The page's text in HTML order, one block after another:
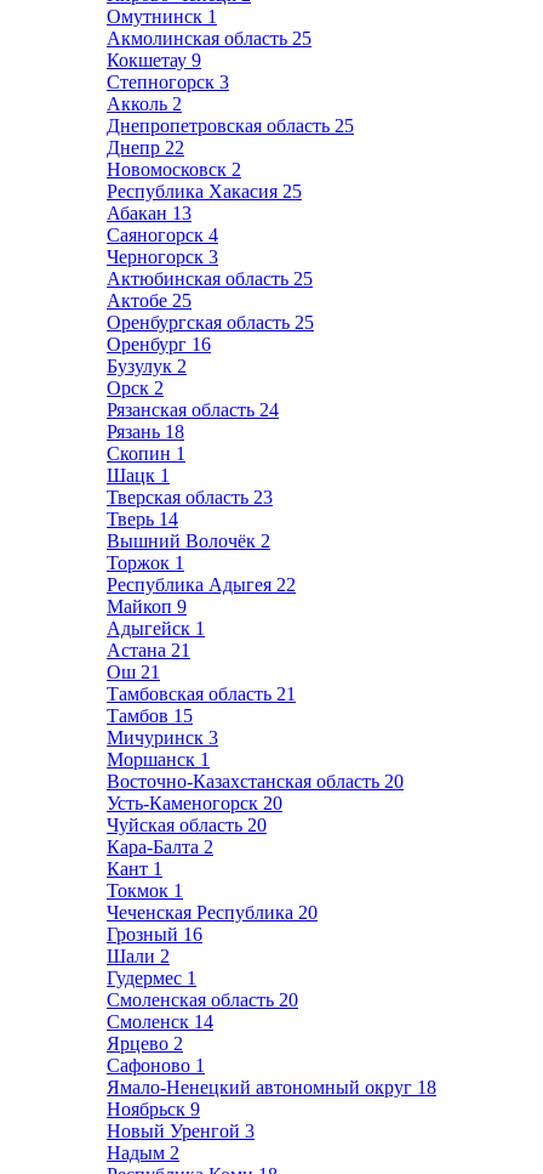
Омутнинск 1
Акмолинская область 25
Кокшетау 9
Степногорск 3
Акколь 2
Днепропетровская область 25
Днепр 22
Новомосковск 2
Республика Хакасия 25
Абакан 13
Саяногорск 4
Черногорск 3
Актюбинская область 25
Актобе 25
Оренбургская область 25
Оренбург 16
Бузулук 2
Орск 2
Рязанская область 24
Рязань 18
Скопин 1
Шацк 1
Тверская область 23
Тверь 14
Вышний Волочёк 2
Торжок 1
Республика Адыгея 22
Майкоп 9
Адыгейск 1
Астана 21
Ош 21
Тамбовская область 21
Тамбов 15
Мичуринск 3
Моршанск 1
Восточно-Казахстанская область 20
Усть-Каменогорск 20
Чуйская область 20
Кара-Балта 2
Кант 1
Токмок 1
Чеченская Республика 20
Грозный 16
Шали 2
Гудермес 1
Смоленская область 20
Смоленск 14
Ярцево 2
Сафоново 1
Ямало-Ненецкий автономный округ 18
Ноябрьск 9
Новый Уренгой 3
Надым 2